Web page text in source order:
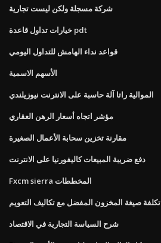
شركة مسجلة ولكن ليست تجارية
خيارات تداول قاعدة pdt
قواعد نداء الهامش للتداول اليومي
الأسهم الاسمية
الموالية راتا آلة حاسبة على الانترنت نيوزيلندي
مؤشر اتجاه أسعار الرهن العقاري
مقارنة تخزين سحابة الأعمال الصغيرة
دفع ضريبة المبيعات كاليفورنيا على الانترنت
Fxcm sierra المخططات
تكلفة صيغة المخزون المفضل مع تكاليف التعويم
شرح السياسة التجارية في الاقتصاد